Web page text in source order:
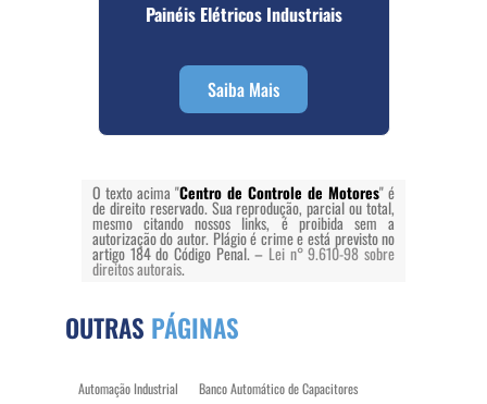
Painéis Elétricos Industriais
Saiba Mais
O texto acima "Centro de Controle de Motores" é
de direito reservado. Sua reprodução, parcial ou total,
mesmo citando nossos links, é proibida sem a
autorização do autor. Plágio é crime e está previsto no
artigo 184 do Código Penal. – Lei n° 9.610-98 sobre
direitos autorais.
OUTRAS PÁGINAS
Automação Industrial
Banco Automático de Capacitores